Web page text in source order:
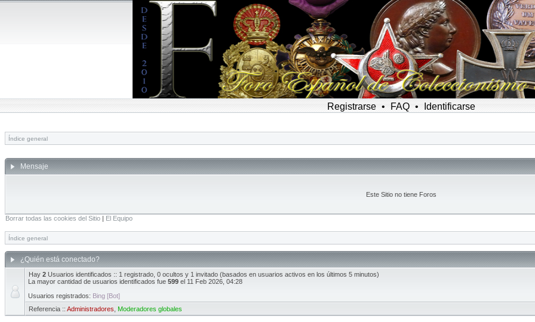
Registrarse • FAQ • Identificarse
Índice general
Mensaje
Este Sitio no tiene Foros
Borrar todas las cookies del Sitio | El Equipo
Índice general
¿Quién está conectado?
Hay 2 Usuarios identificados :: 1 registrado, 0 ocultos y 1 invitado (basados en usuarios activos en los últimos 5 minutos)
La mayor cantidad de usuarios identificados fue 599 el 11 Feb 2026, 04:28
Usuarios registrados: Bing [Bot]
Referencia :: Administradores Moderadores globales